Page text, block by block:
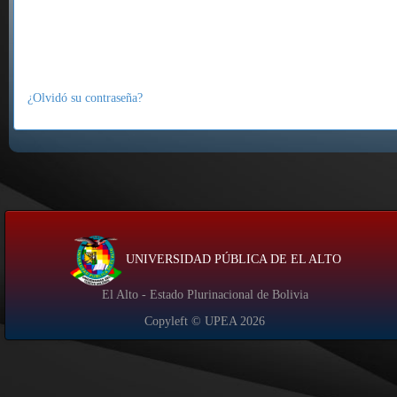
¿Olvidó su contraseña?
UNIVERSIDAD PÚBLICA DE EL ALTO
El Alto - Estado Plurinacional de Bolivia
Copyleft © UPEA2026